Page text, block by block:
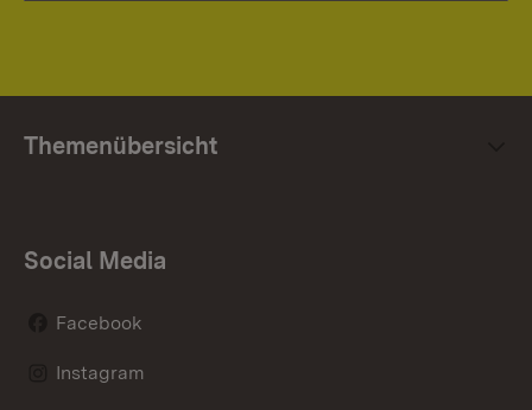
Themenübersicht
Social Media
Facebook
Instagram